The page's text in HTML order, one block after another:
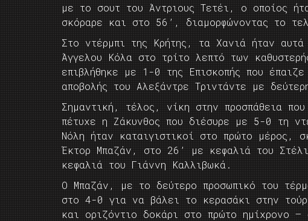
με το σουτ του Άντριους Τετέι, ο οποίος
σκόραρε και στο 56’, διαμορφώνοντας το
Στο ντέρμπι της Κρήτης, τα Χανιά ήταν
Άγγελου Κόλα στο τρίτο λεπτό των
επιβλήθηκε με 1-0 της Επισκοπής που
αποβολής του Αλεξάντρε Τριντάντε με
Σημαντική, τέλος, νίκη στην προσπάθεια
πέτυχε η Ζάκυνθος που διέσυρε με 5-0 τη
Νόλη ήταν καταιγιστικοί στο πρώτο μέρος,
Έκτορ Μπαζάν, στο 26’ με κεφαλιά του
κεφαλιά του Γιάννη Καλλιβωκά.
Ο Μπαζάν, με το δεύτερο προσωπικό του
στο 4-0 για να βάλει το κερασάκι στην
και οριζόντιο δοκάρι στο πρώτο ημίχρονο